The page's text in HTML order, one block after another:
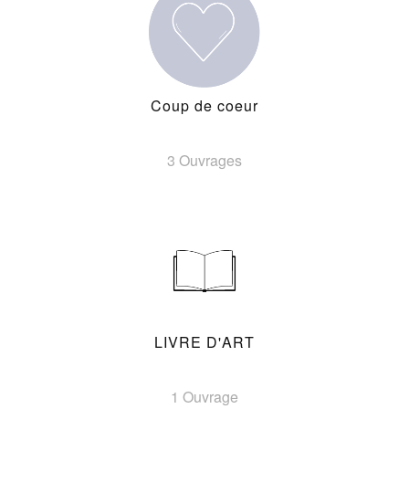
Coup de coeur
3 Ouvrages
LIVRE D'ART
1 Ouvrage